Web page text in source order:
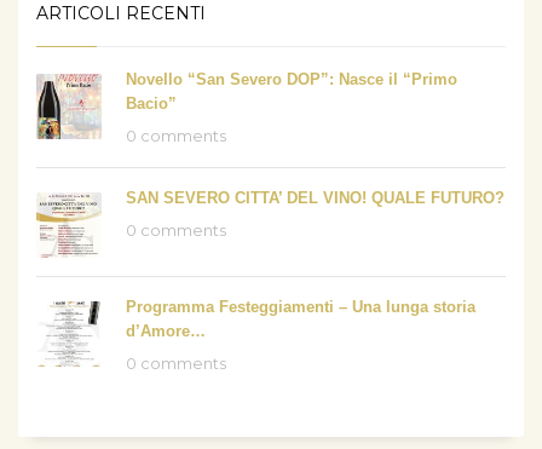
ARTICOLI RECENTI
Novello “San Severo DOP”: Nasce il “Primo
Bacio”
0 comments
SAN SEVERO CITTA’ DEL VINO! QUALE FUTURO?
0 comments
Programma Festeggiamenti – Una lunga storia
d’Amore…
0 comments